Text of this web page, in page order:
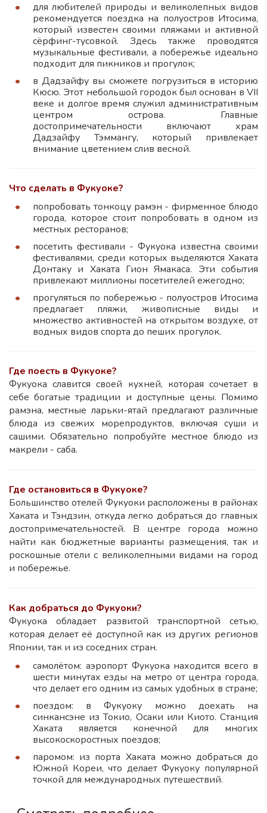
для любителей природы и великолепных видов
рекомендуется поездка на полуостров Итосима,
который известен своими пляжами и активной
сёрфинг-тусовкой. Здесь также проводятся
музыкальные фестивали, а побережье идеально
подходит для пикников и прогулок;
в Дадзайфу вы сможете погрузиться в историю
Кюсю. Этот небольшой городок был основан в VII
веке и долгое время служил административным
центром острова. Главные
достопримечательности включают храм
Дадзайфу Тэммангу, который привлекает
внимание цветением слив весной.
Что сделать в Фукуоке?
попробовать тонкоцу рамэн - фирменное блюдо
города, которое стоит попробовать в одном из
местных ресторанов;
посетить фестивали - Фукуока известна своими
фестивалями, среди которых выделяются Хаката
Донтаку и Хаката Гион Ямакаса. Эти события
привлекают миллионы посетителей ежегодно;
прогуляться по побережью - полуостров Итосима
предлагает пляжи, живописные виды и
множество активностей на открытом воздухе, от
водных видов спорта до пеших прогулок.
Где поесть в Фукуоке?
Фукуока славится своей кухней, которая сочетает в
себе богатые традиции и доступные цены. Помимо
рамэна, местные ларьки-ятай предлагают различные
блюда из свежих морепродуктов, включая суши и
сашими. Обязательно попробуйте местное блюдо из
макрели - саба.
Где остановиться в Фукуоке?
Большинство отелей Фукуоки расположены в районах
Хаката и Тэндзин, откуда легко добраться до главных
достопримечательностей. В центре города можно
найти как бюджетные варианты размещения, так и
роскошные отели с великолепными видами на город
и побережье.
Как добраться до Фукуоки?
Фукуока обладает развитой транспортной сетью,
которая делает её доступной как из других регионов
Японии, так и из соседних стран.
самолётом: аэропорт Фукуока находится всего в
шести минутах езды на метро от центра города,
что делает его одним из самых удобных в стране;
поездом: в Фукуоку можно доехать на
синкансэне из Токио, Осаки или Киото. Станция
Хаката является конечной для многих
высокоскоростных поездов;
паромом: из порта Хаката можно добраться до
Южной Кореи, что делает Фукуоку популярной
точкой для международных путешествий.